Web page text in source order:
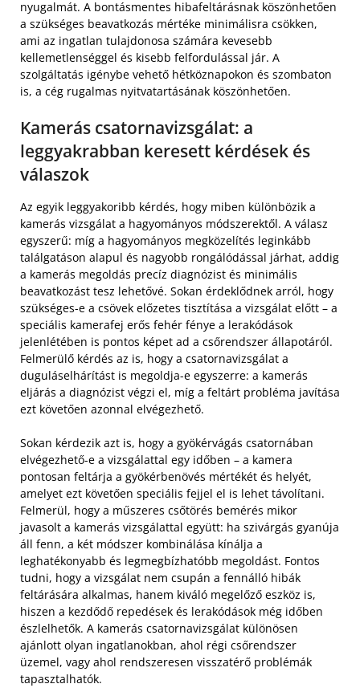
nyugalmát. A bontásmentes hibafeltárásnak köszönhetően
a szükséges beavatkozás mértéke minimálisra csökken,
ami az ingatlan tulajdonosa számára kevesebb
kellemetlenséggel és kisebb felfordulással jár. A
szolgáltatás igénybe vehető hétköznapokon és szombaton
is, a cég rugalmas nyitvatartásának köszönhetően.
Kamerás csatornavizsgálat: a
leggyakrabban keresett kérdések és
válaszok
Az egyik leggyakoribb kérdés, hogy miben különbözik a
kamerás vizsgálat a hagyományos módszerektől. A válasz
egyszerű: míg a hagyományos megközelítés leginkább
találgatáson alapul és nagyobb rongálódással járhat, addig
a kamerás megoldás precíz diagnózist és minimális
beavatkozást tesz lehetővé. Sokan érdeklődnek arról, hogy
szükséges-e a csövek előzetes tisztítása a vizsgálat előtt – a
speciális kamerafej erős fehér fénye a lerakódások
jelenlétében is pontos képet ad a csőrendszer állapotáról.
Felmerülő kérdés az is, hogy a csatornavizsgálat a
duguláselhárítást is megoldja-e egyszerre: a kamerás
eljárás a diagnózist végzi el, míg a feltárt probléma javítása
ezt követően azonnal elvégezhető.
Sokan kérdezik azt is, hogy a gyökérvágás csatornában
elvégezhető-e a vizsgálattal egy időben – a kamera
pontosan feltárja a gyökérbenövés mértékét és helyét,
amelyet ezt követően speciális fejjel el is lehet távolítani.
Felmerül, hogy a műszeres csőtörés bemérés mikor
javasolt a kamerás vizsgálattal együtt: ha szivárgás gyanúja
áll fenn, a két módszer kombinálása kínálja a
leghatékonyabb és legmegbízhatóbb megoldást. Fontos
tudni, hogy a vizsgálat nem csupán a fennálló hibák
feltárására alkalmas, hanem kiváló megelőző eszköz is,
hiszen a kezdődő repedések és lerakódások még időben
észlelhetők. A kamerás csatornavizsgálat különösen
ajánlott olyan ingatlanokban, ahol régi csőrendszer
üzemel, vagy ahol rendszeresen visszatérő problémák
tapasztalhatók.